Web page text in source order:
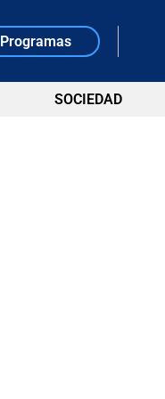
Programas
SOCIEDAD